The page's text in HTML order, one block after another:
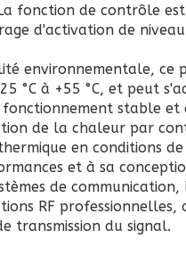
fonction de contrôle
d'activation de
environnementale, ce
°C à +55 °C, et peut
fonctionnement stable
de la chaleur par
en conditions
et à sa
de
RF professionnelles,
transmission du signal.